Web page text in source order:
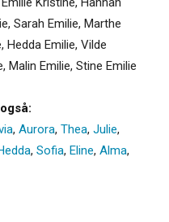
Sarah Emilie, Marthe
Hedda Emilie, Vilde
Malin Emilie, Stine Emilie
, Aurora, Thea, Julie,
, Sofia, Eline, Alma,